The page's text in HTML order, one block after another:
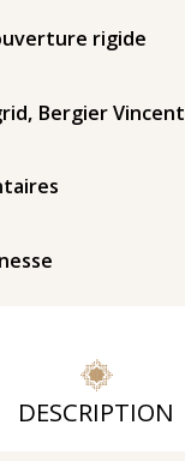
, Bergier Vincent
rigide
DESCRIPTION